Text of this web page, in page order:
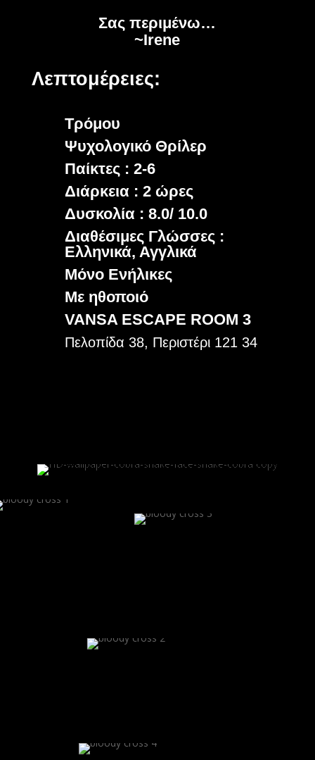
Σας περιμένω…
~Irene
Λεπτομέρειες:
Τρόμου
Ψυχολογικό Θρίλερ
Παίκτες : 2-6
Διάρκεια : 2 ώρες
Δυσκολία : 8.0/ 10.0
Διαθέσιμες Γλώσσες :
Ελληνικά, Αγγλικά
Μόνο Ενήλικες
Με ηθοποιό
VANSA ESCAPE ROOM 3
Πελοπίδα 38, Περιστέρι 121 34